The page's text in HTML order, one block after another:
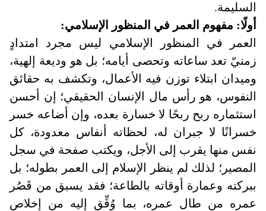
السليمة.
أولًا: مفهوم العمر في المنظور الإسلامي:
العمر في المنظور الإسلامي ليس مجرد امتدادٍ
زمنيّ تعد ساعاته وتحصى أيامه؛ بل هو وديعة إلهية،
وميدان ابتلاء توزن فيه الأعمال، وتكشف به حقائق
النفوس، هو رأس مال الإنسان الحقيقي؛ إن أحسن
استثماره ربح ربحًا لا خسارة بعده، وإن أضاعه خسر
خسرانًا لا جبران له، لحظاته أنفاس معدودة، كل
نفس منها يقرب إلى الأجل، ويكتب صفحة في سجل
المصير؛ لذلك لم ينظر الإسلام إلى العمر بطوله؛ بل
ببركته وعمارة أوقاته بالطاعة؛ فقد يسبق من قَصُر
عمره من طال عمره، بما وُفِّق إليه من إخلاص